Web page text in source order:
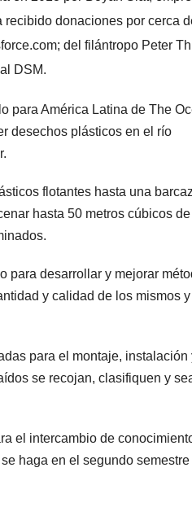
donaciones por cerca
del filántropo Peter
DSM.
para América Latina de The
desechos plásticos en el río
flotantes hasta una
hasta 50 metros cúbicos de
para desarrollar y mejorar
y calidad de los mismos y
para el montaje, instalación
se recojan, clasifiquen y
el intercambio de
haga en el segundo semestre